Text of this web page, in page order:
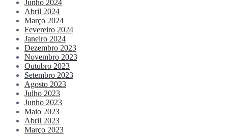
Junho 2024
Abril 2024
Março 2024
Fevereiro 2024
Janeiro 2024
Dezembro 2023
Novembro 2023
Outubro 2023
Setembro 2023
Agosto 2023
Julho 2023
Junho 2023
Maio 2023
Abril 2023
Março 2023